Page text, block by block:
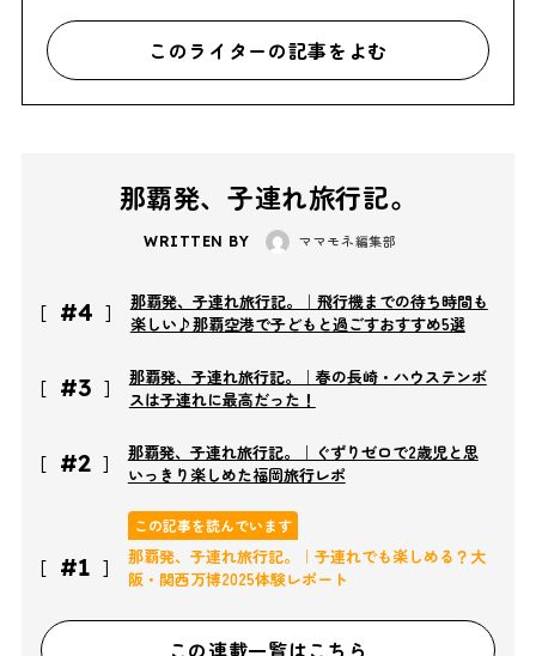
このライターの記事をよむ
那覇発、子連れ旅行記。
WRITTEN BY ママモネ編集部
#4
那覇発、子連れ旅行記。｜飛行機までの待ち時間も
楽しい♪那覇空港で子どもと過ごすおすすめ5選
#3
那覇発、子連れ旅行記。｜春の長崎・ハウステンボ
スは子連れに最高だった！
#2
那覇発、子連れ旅行記。｜ぐずりゼロで2歳児と思
いっきり楽しめた福岡旅行レポ
#1
この記事を読んでいます
那覇発、子連れ旅行記。｜子連れでも楽しめる？大
阪・関西万博2025体験レポート